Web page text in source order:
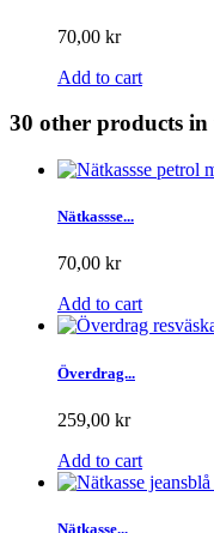
70,00 kr
Add to cart
30 other products in
Nätkassse...
70,00 kr
Add to cart
Överdrag...
259,00 kr
Add to cart
Nätkasse...